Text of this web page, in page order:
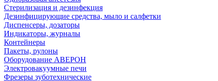
Стерилизация и дезинфекция
Дезинфицирующие средства, мыло и салфетки
Диспенсеры, дозаторы
Индикаторы, журналы
Контейнеры
Пакеты, рулоны
Оборудование АВЕРОН
Электровакуумные печи
Фрезеры зуботехнические